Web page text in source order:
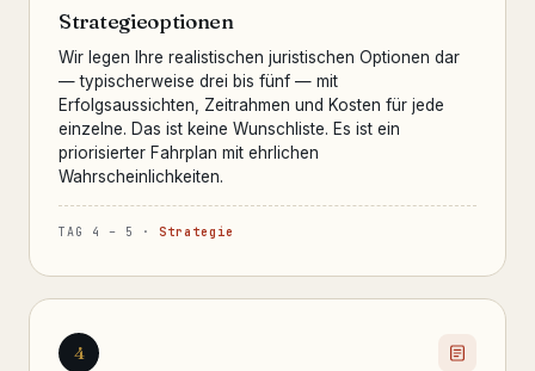
Strategieoptionen
Wir legen Ihre realistischen juristischen Optionen dar
— typischerweise drei bis fünf — mit
Erfolgsaussichten, Zeitrahmen und Kosten für jede
einzelne. Das ist keine Wunschliste. Es ist ein
priorisierter Fahrplan mit ehrlichen
Wahrscheinlichkeiten.
TAG 4 – 5 · Strategie
4